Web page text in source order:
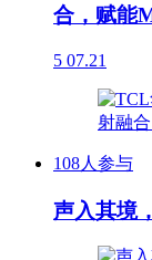
合，赋能
5 07.21
108人参与
声入其境